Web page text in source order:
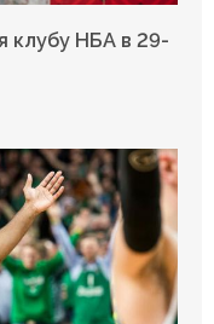
клубу НБА в 29-